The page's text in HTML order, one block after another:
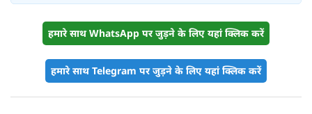
हमारे साथ WhatsApp पर जुड़ने के लिए यहां क्लिक करें
हमारे साथ Telegram पर जुड़ने के लिए यहां क्लिक करें